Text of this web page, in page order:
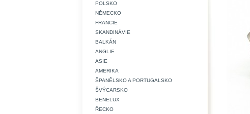
POLSKO
NĚMECKO
FRANCIE
SKANDINÁVIE
BALKÁN
ANGLIE
ASIE
AMERIKA
ŠPANĚLSKO A PORTUGALSKO
ŠVÝCARSKO
BENELUX
ŘECKO